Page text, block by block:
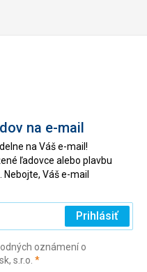
na e-mail
na Váš e-mail!
ľadovce alebo plavbu
Váš e-mail
Prihlásiť
oznámení o
s.r.o. *(povinné)